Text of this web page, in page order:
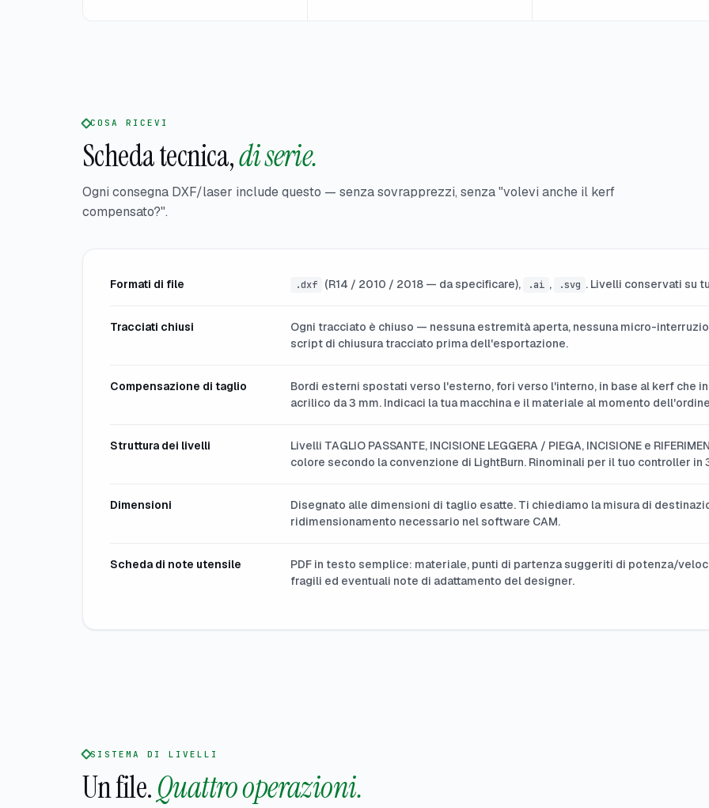
COSA RICEVI
Scheda tecnica,di serie.
Ogni consegna DXF/laser include questo — senza sovrapprezzi, senza "volevi anche il kerf
compensato?".
Formati di file .dxf (R14 / 2010 / 2018 — da specificare), .ai , .svg . Livelli conservati su
Tracciati chiusi
Ogni tracciato è chiuso — nessuna estremità aperta, nessuna micro-
script di chiusura tracciato prima dell'esportazione.
Compensazione di taglio
Bordi esterni spostati verso l'esterno, fori verso l'interno, in base al kerf che
acrilico da 3 mm. Indicaci la tua macchina e il materiale al momento
Struttura dei livelli
Livelli TAGLIO PASSANTE, INCISIONE LEGGERA / PIEGA, INCISIONE e
colore secondo la convenzione di LightBurn. Rinominali per il tuo controller in
Dimensioni
Disegnato alle dimensioni di taglio esatte. Ti chiediamo la misura di
ridimensionamento necessario nel software CAM.
Scheda di note utensile
PDF in testo semplice: materiale, punti di partenza suggeriti di potenza/
fragili ed eventuali note di adattamento del designer.
SISTEMA DI LIVELLI
Un file.Quattro operazioni.